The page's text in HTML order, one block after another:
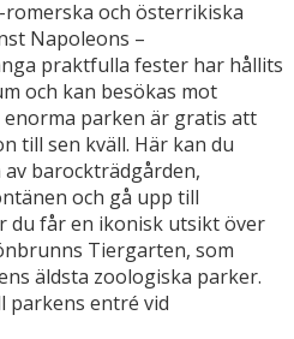
och österrikiska
Napoleons –
praktfulla fester har hållits
och kan besökas mot
parken är gratis att
till sen kväll. Här kan du
barockträdgården,
och gå upp till
du får en ikonisk utsikt över
Tiergarten, som
äldsta zoologiska parker.
parkens entré vid